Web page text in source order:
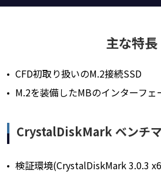
主な特長
CFD初取り扱いのM.2接続SSD
M.2を装備したMBのインターフ
CrystalDiskMark ベンチ
検証環境(CrystalDiskMark 3.0.3